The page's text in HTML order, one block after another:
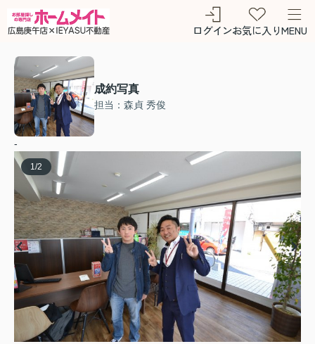
ログインお気に入りMENU
成約写真
担当：森貞 秀俊
-
1 /2